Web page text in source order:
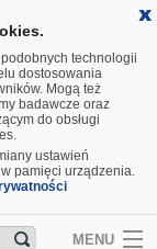
technologii
dostosowania
Mogą też
badawcze oraz
do obsługi
ustawień
pamięci urządzenia.
MENU